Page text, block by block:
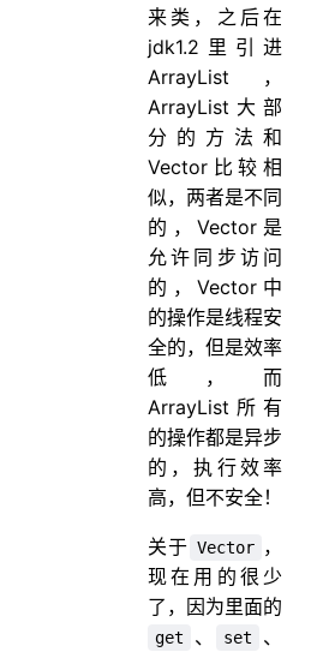
来类，之后在
jdk1.2里引进
ArrayList，
ArrayList大部
分的方法和
Vector比较相
似，两者是不同
的，Vector是
允许同步访问
的，Vector中
的操作是线程安
全的，但是效率
低，而
ArrayList所有
的操作都是异步
的，执行效率
高，但不安全！
关于 Vector ，
现在用的很少
了，因为里面的
get 、 set 、